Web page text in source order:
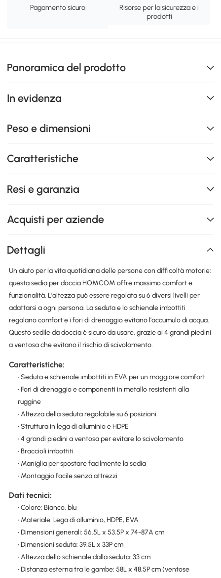
Pagamento sicuro
Risorse per la sicurezza e i
prodotti
Panoramica del prodotto
In evidenza
Peso e dimensioni
Caratteristiche
Resi e garanzia
Acquisti per aziende
Dettagli
Un aiuto per la vita quotidiana delle persone con difficoltà motorie:
questa sedia per doccia HOMCOM offre massimo comfort e
funzionalità. L'altezza può essere regolata su 6 diversi livelli per
adattarsi a ogni persona. La seduta e lo schienale imbottiti
regalano comfort e i fori di drenaggio evitano l'accumulo di acqua.
Questo sedile da doccia è sicuro da usare, grazie ai 4 grandi piedini
a ventosa che evitano il rischio di scivolamento.
Caratteristiche:
• Seduta e schienale imbottiti in EVA per un maggiore comfort
• Fori di drenaggio e componenti in metallo resistenti alla
ruggine
• Altezza della seduta regolabile su 6 posizioni
• Struttura in lega di alluminio e HDPE
• 4 grandi piedini a ventosa per evitare lo scivolamento
• Braccioli imbottiti
• Maniglia per spostare facilmente la sedia
• Montaggio facile senza attrezzi
Dati tecnici:
• Colore: Bianco, blu
• Materiale: Lega di alluminio, HDPE, EVA
• Dimensioni generali: 56.5L x 53.5P x 74-87A cm
• Dimensioni seduta: 39.5L x 33P cm
• Altezza dello schienale dalla seduta: 33 cm
• Distanza esterna tra le gambe: 58L x 48.5P cm (ventose